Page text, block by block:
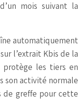
mois suivant la
automatiquement
l’extrait Kbis de la
protège les tiers en
son activité normale
de greffe pour cette